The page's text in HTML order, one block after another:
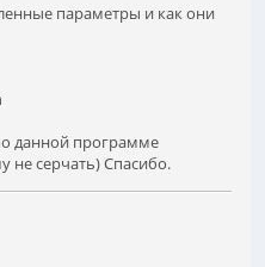
параметры и как они
данной программе
не серчать) Спасибо.